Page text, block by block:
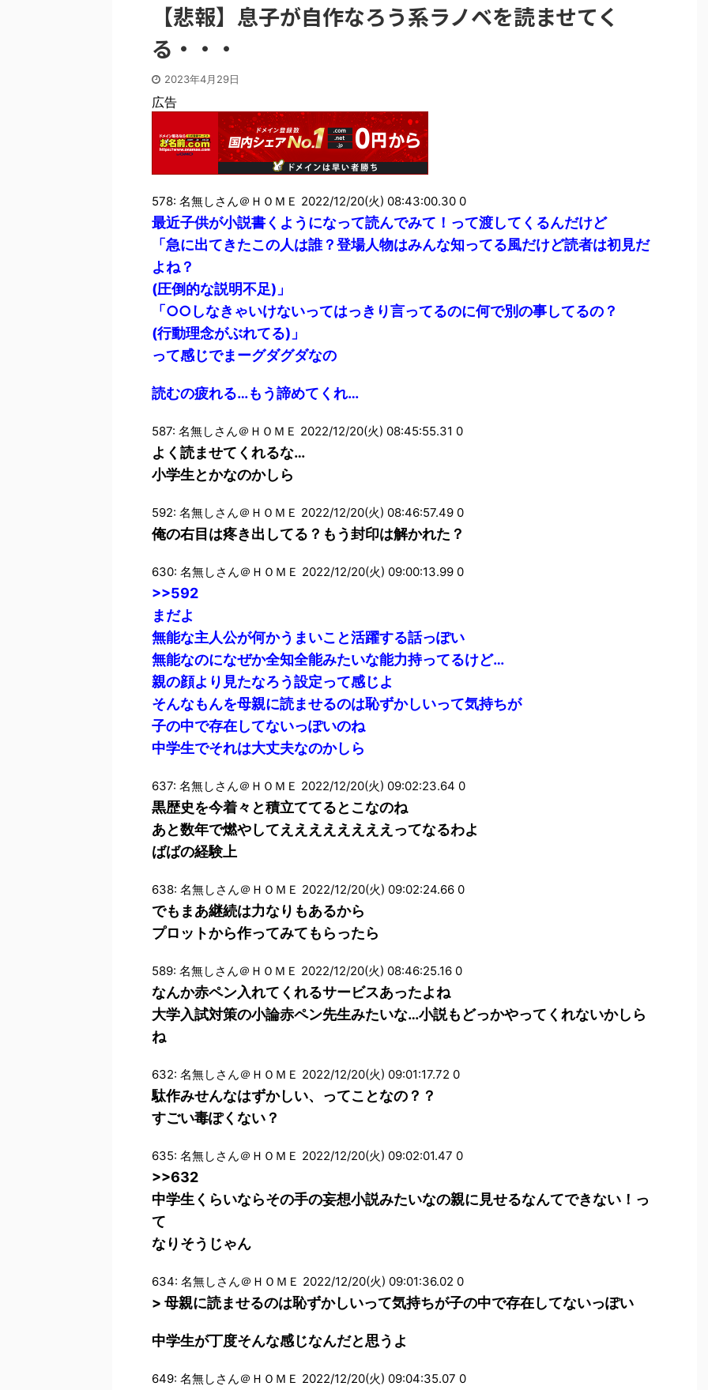
【悲報】息子が自作なろう系ラノベを読ませてく
る・・・
2023年4月29日
広告
578: 名無しさん＠ＨＯＭＥ 2022/12/20(火) 08:43:00.30 0
最近子供が小説書くようになって読んでみて！って渡してくるんだけど
「急に出てきたこの人は誰？登場人物はみんな知ってる風だけど読者は初見だ
よね？
(圧倒的な説明不足)」
「○○しなきゃいけないってはっきり言ってるのに何で別の事してるの？
(行動理念がぶれてる)」
って感じでまーグダグダなの
読むの疲れる…もう諦めてくれ…
587: 名無しさん＠ＨＯＭＥ 2022/12/20(火) 08:45:55.31 0
よく読ませてくれるな…
小学生とかなのかしら
592: 名無しさん＠ＨＯＭＥ 2022/12/20(火) 08:46:57.49 0
俺の右目は疼き出してる？もう封印は解かれた？
630: 名無しさん＠ＨＯＭＥ 2022/12/20(火) 09:00:13.99 0
>>592
まだよ
無能な主人公が何かうまいこと活躍する話っぽい
無能なのになぜか全知全能みたいな能力持ってるけど…
親の顔より見たなろう設定って感じよ
そんなもんを母親に読ませるのは恥ずかしいって気持ちが
子の中で存在してないっぽいのね
中学生でそれは大丈夫なのかしら
637: 名無しさん＠ＨＯＭＥ 2022/12/20(火) 09:02:23.64 0
黒歴史を今着々と積立ててるとこなのね
あと数年で燃やしてええええええええってなるわよ
ばばの経験上
638: 名無しさん＠ＨＯＭＥ 2022/12/20(火) 09:02:24.66 0
でもまあ継続は力なりもあるから
プロットから作ってみてもらったら
589: 名無しさん＠ＨＯＭＥ 2022/12/20(火) 08:46:25.16 0
なんか赤ペン入れてくれるサービスあったよね
大学入試対策の小論赤ペン先生みたいな…小説もどっかやってくれないかしら
ね
632: 名無しさん＠ＨＯＭＥ 2022/12/20(火) 09:01:17.72 0
駄作みせんなはずかしい、ってことなの？？
すごい毒ぽくない？
635: 名無しさん＠ＨＯＭＥ 2022/12/20(火) 09:02:01.47 0
>>632
中学生くらいならその手の妄想小説みたいなの親に見せるなんてできない！っ
て
なりそうじゃん
634: 名無しさん＠ＨＯＭＥ 2022/12/20(火) 09:01:36.02 0
> 母親に読ませるのは恥ずかしいって気持ちが子の中で存在してないっぽい
中学生が丁度そんな感じなんだと思うよ
649: 名無しさん＠ＨＯＭＥ 2022/12/20(火) 09:04:35.07 0